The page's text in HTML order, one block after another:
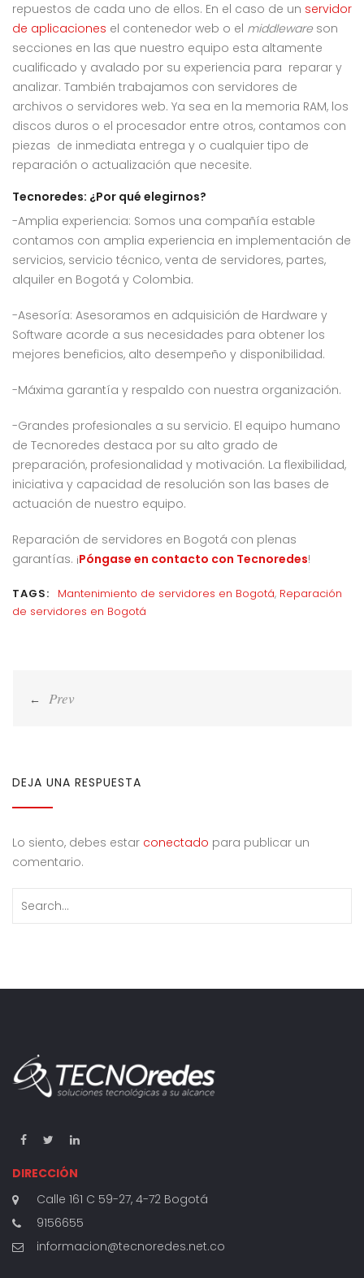
repuestos de cada uno de ellos. En el caso de un servidor
de aplicaciones el contenedor web o el middleware son
secciones en las que nuestro equipo esta altamente
cualificado y avalado por su experiencia para reparar y
analizar. También trabajamos con servidores de
archivos o servidores web. Ya sea en la memoria RAM, los
discos duros o el procesador entre otros, contamos con
piezas de inmediata entrega y o cualquier tipo de
reparación o actualización que necesite.
Tecnoredes: ¿Por qué elegirnos?
-Amplia experiencia: Somos una compañía estable
contamos con amplia experiencia en implementación de
servicios, servicio técnico, venta de servidores, partes,
alquiler en Bogotá y Colombia.
-Asesoría: Asesoramos en adquisición de Hardware y
Software acorde a sus necesidades para obtener los
mejores beneficios, alto desempeño y disponibilidad.
-Máxima garantía y respaldo con nuestra organización.
-Grandes profesionales a su servicio. El equipo humano
de Tecnoredes destaca por su alto grado de
preparación, profesionalidad y motivación. La flexibilidad,
iniciativa y capacidad de resolución son las bases de
actuación de nuestro equipo.
Reparación de servidores en Bogotá con plenas
garantías. ¡Póngase en contacto con Tecnoredes!
TAGS: Mantenimiento de servidores en Bogotá, Reparación
de servidores en Bogotá
Navegación
DEJA UNA RESPUESTA
Lo siento, debes estar conectado para publicar un
comentario.
DIRECCIÓN
Calle 161 C 59-27, 4-72 Bogotá
9156655
informacion@tecnoredes.net.co